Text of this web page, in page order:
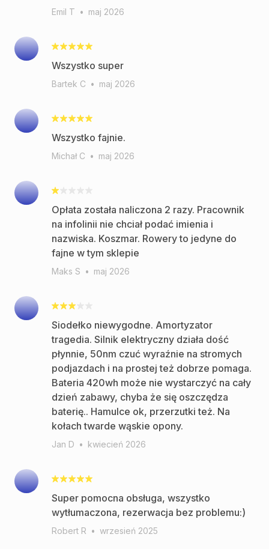
Emil T • maj 2026
Wszystko super
Bartek C • maj 2026
Wszystko fajnie.
Michał C • maj 2026
Opłata została naliczona 2 razy. Pracownik
na infolinii nie chciał podać imienia i
nazwiska. Koszmar. Rowery to jedyne do
fajne w tym sklepie
Maks S • maj 2026
Siodełko niewygodne. Amortyzator
tragedia. Silnik elektryczny działa dość
płynnie, 50nm czuć wyraźnie na stromych
podjazdach i na prostej też dobrze pomaga.
Bateria 420wh może nie wystarczyć na cały
dzień zabawy, chyba że się oszczędza
baterię.. Hamulce ok, przerzutki też. Na
kołach twarde wąskie opony.
Jan D • kwiecień 2026
Super pomocna obsługa, wszystko
wytłumaczona, rezerwacja bez problemu:)
Robert R • wrzesień 2025